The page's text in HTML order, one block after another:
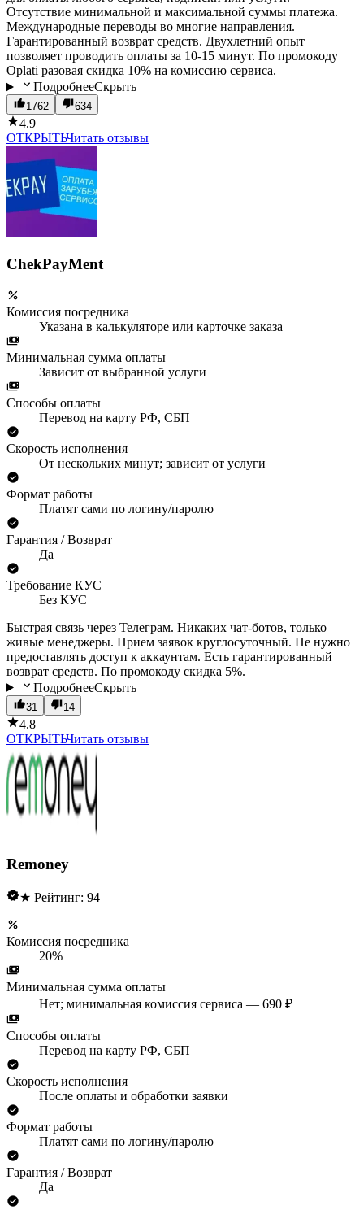
Отсутствие минимальной и максимальной суммы платежа.
Международные переводы во многие направления.
Гарантированный возврат средств. Двухлетний опыт
позволяет проводить оплаты за 10-15 минут. По промокоду
Oplati разовая скидка 10% на комиссию сервиса.
ПодробнееСкрыть
1762 634
4.9
ОТКРЫТЬЧитать отзывы
ChekPayMent
Комиссия посредника
Указана в калькуляторе или карточке заказа
Минимальная сумма оплаты
Зависит от выбранной услуги
Способы оплаты
Перевод на карту РФ, СБП
Скорость исполнения
От нескольких минут; зависит от услуги
Формат работы
Платят сами по логину/паролю
Гарантия / Возврат
Да
Требование КУС
Без КУС
Быстрая связь через Телеграм. Никаких чат-ботов, только
живые менеджеры. Прием заявок круглосуточный. Не нужно
предоставлять доступ к аккаунтам. Есть гарантированный
возврат средств. По промокоду скидка 5%.
ПодробнееСкрыть
31 14
4.8
ОТКРЫТЬЧитать отзывы
Remoney
★ Рейтинг: 94
Комиссия посредника
20%
Минимальная сумма оплаты
Нет; минимальная комиссия сервиса — 690 ₽
Способы оплаты
Перевод на карту РФ, СБП
Скорость исполнения
После оплаты и обработки заявки
Формат работы
Платят сами по логину/паролю
Гарантия / Возврат
Да